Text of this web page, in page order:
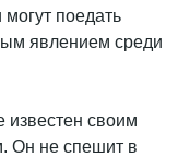
поедать
явлением среди
известен своим
Он не спешит в